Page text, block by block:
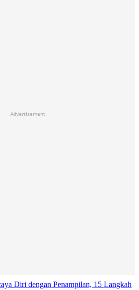
Advertisement
Diri dengan Penampilan, 15 Langkah